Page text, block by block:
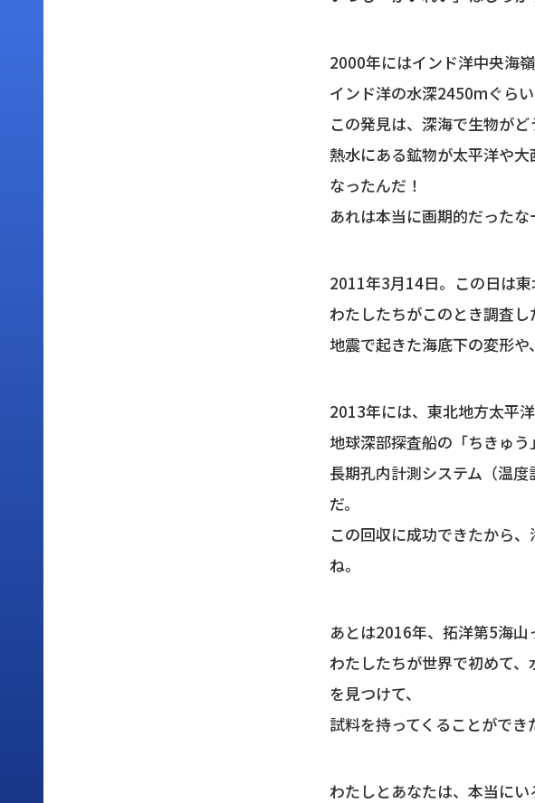
2000年にはインド洋中央海嶺
インド洋の水深2450mぐらい
この発見は、深海で生物がど
熱水にある鉱物が太平洋や
なったんだ！
あれは本当に画期的だったな
2011年3月14日。この日は東
わたしたちがこのとき調査し
地震で起きた海底下の変形や
2013年には、東北地方太平
地球深部探査船の「ちきゅう
長期孔内計測システム（温
だ。
この回収に成功できたから
ね。
あとは2016年、拓洋第5海山
わたしたちが世界で初めて
を見つけて、
試料を持ってくることができ
わたしとあなたは、本当にい